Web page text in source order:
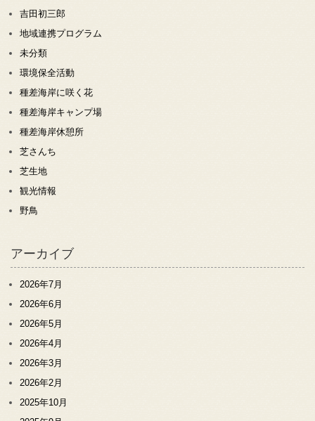
吉田初三郎
地域連携プログラム
未分類
環境保全活動
種差海岸に咲く花
種差海岸キャンプ場
種差海岸休憩所
芝さんち
芝生地
観光情報
野鳥
アーカイブ
2026年7月
2026年6月
2026年5月
2026年4月
2026年3月
2026年2月
2025年10月